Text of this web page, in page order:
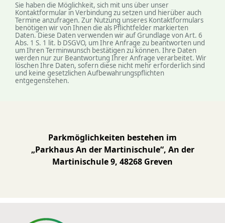
Sie haben die Möglichkeit, sich mit uns über unser
Kontaktformular in Verbindung zu setzen und hierüber auch
Termine anzufragen. Zur Nutzung unseres Kontaktformulars
benötigen wir von Ihnen die als Pflichtfelder markierten
Daten. Diese Daten verwenden wir auf Grundlage von Art. 6
Abs. 1 S. 1 lit. b DSGVO, um Ihre Anfrage zu beantworten und
um Ihren Terminwunsch bestätigen zu können. Ihre Daten
werden nur zur Beantwortung Ihrer Anfrage verarbeitet. Wir
löschen Ihre Daten, sofern diese nicht mehr erforderlich sind
und keine gesetzlichen Auf­be­wahrungs­pflichten
entgegenstehen.
Parkmöglichkeiten bestehen im
„Parkhaus An der Martinischule“, An der
Martinischule 9, 48268 Greven